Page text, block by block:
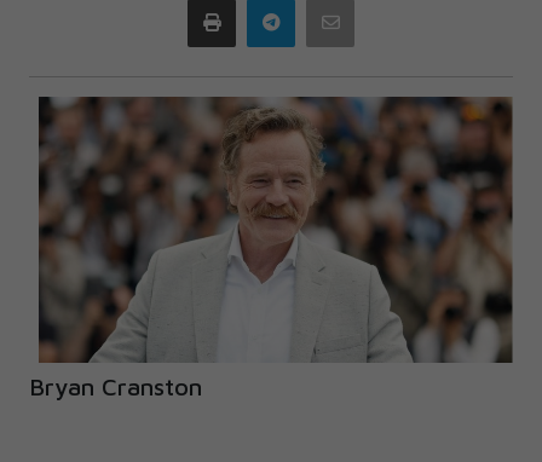
Print Telegram
Bryan Cranston